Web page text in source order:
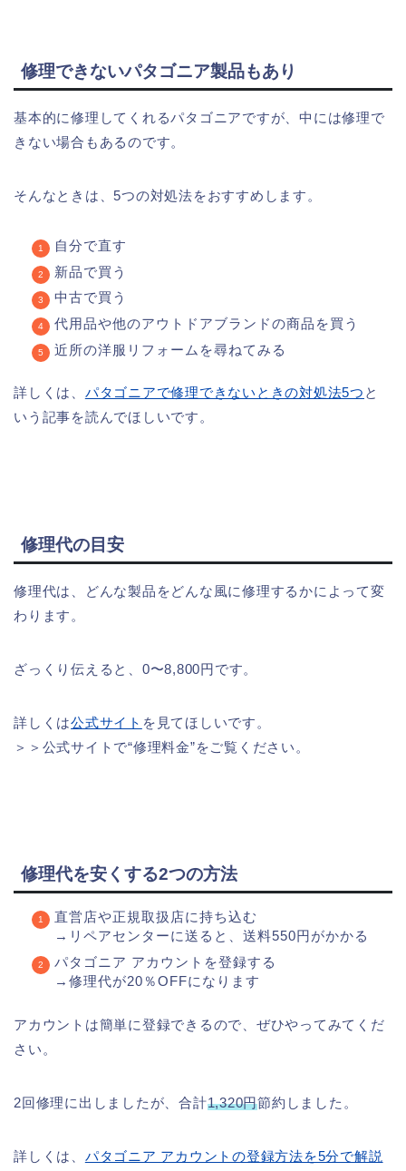
修理できないパタゴニア製品もあり
基本的に修理してくれるパタゴニアですが、中には修理で
きない場合もあるのです。
そんなときは、5つの対処法をおすすめします。
自分で直す
新品で買う
中古で買う
代用品や他のアウトドアブランドの商品を買う
近所の洋服リフォームを尋ねてみる
詳しくは、 パタゴニアで修理できないときの対処法5つ と
いう記事を読んでほしいです。
修理代の目安
修理代は、どんな製品をどんな風に修理するかによって変
わります。
ざっくり伝えると、0〜8,800円です。
詳しくは公式サイト を見てほしいです。
＞＞公式サイトで“修理料金”をご覧ください。
修理代を安くする2つの方法
直営店や正規取扱店に持ち込む
→リペアセンターに送ると、送料550円がかかる
パタゴニア アカウントを登録する
→修理代が20％OFFになります
アカウントは簡単に登録できるので、ぜひやってみてくだ
さい。
2回修理に出しましたが、合計1,320円節約しました。
詳しくは、 パタゴニア アカウントの登録方法を5分で解説